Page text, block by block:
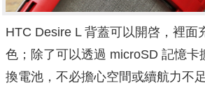
HTC Desire L 背蓋可以開啓，裡面
色；除了可以透過 microSD 記憶卡
換電池，不必擔心空間或續航力不足